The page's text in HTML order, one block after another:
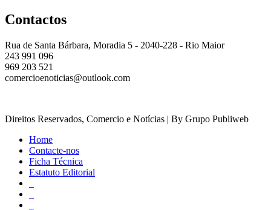
Contactos
Rua de Santa Bárbara, Moradia 5 - 2040-228 - Rio Maior
243 991 096
969 203 521
comercioenoticias@outlook.com
Direitos Reservados, Comercio e Notícias | By Grupo Publiweb
Home
Contacte-nos
Ficha Técnica
Estatuto Editorial